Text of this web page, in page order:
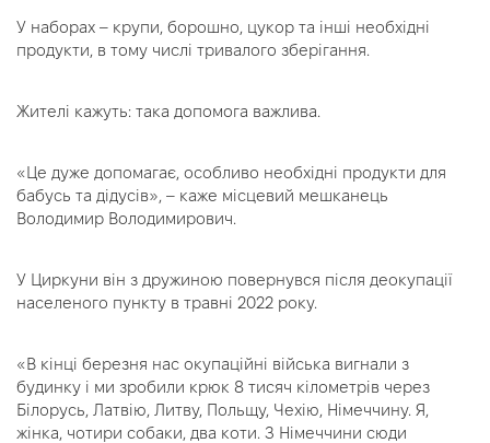
У наборах – крупи, борошно, цукор та інші необхідні
продукти, в тому числі тривалого зберігання.
Жителі кажуть: така допомога важлива.
«Це дуже допомагає, особливо необхідні продукти для
бабусь та дідусів», – каже місцевий мешканець
Володимир Володимирович.
У Циркуни він з дружиною повернувся після деокупації
населеного пункту в травні 2022 року.
«В кінці березня нас окупаційні війська вигнали з
будинку і ми зробили крюк 8 тисяч кілометрів через
Білорусь, Латвію, Литву, Польщу, Чехію, Німеччину. Я,
жінка, чотири собаки, два коти. З Німеччини сюди